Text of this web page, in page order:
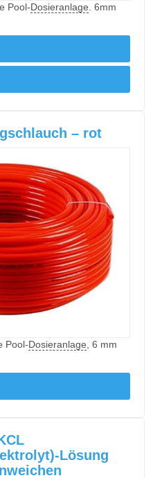
Pool-Dosieranlage . 6mm
– rot
Pool-Dosieranlage , 6 mm